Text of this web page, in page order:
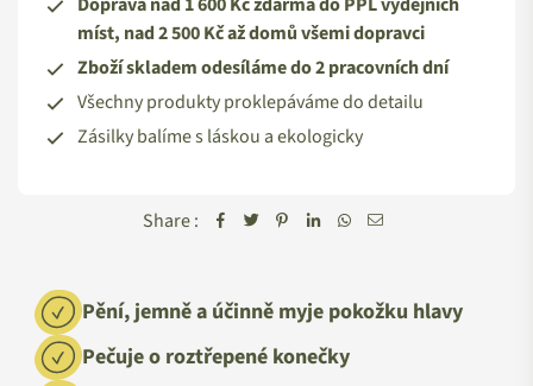
míst, nad 2 500 Kč až domů všemi dopravci
Zboží skladem odesíláme do 2 pracovních dní
Všechny produkty proklepáváme do detailu
Zásilky balíme s láskou a ekologicky
Share :
Pění, jemně a účinně myje pokožku hlavy
Pečuje o roztřepené konečky